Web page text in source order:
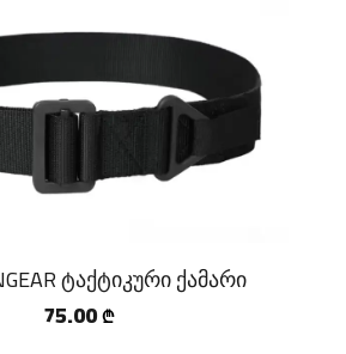
ტაქტიკური ქამარი
75.00 ₾